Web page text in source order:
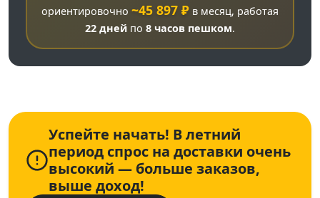
ориентировочно ~45 897 ₽ в месяц, работая
22 дней по 8 часов пешком.
Успейте начать! В летний
период спрос на доставки очень
высокий — больше заказов,
выше доход!